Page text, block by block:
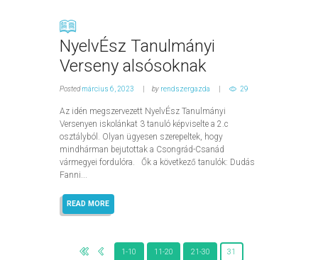
NyelvÉsz Tanulmányi
Verseny alsósoknak
Postedmárcius 6, 2023 by rendszergazda 29
Az idén megszervezett NyelvÉsz Tanulmányi
Versenyen iskolánkat 3 tanuló képviselte a 2.c
osztályból. Olyan ügyesen szerepeltek, hogy
mindhárman bejutottak a Csongrád-Csanád
vármegyei fordulóra. Ők a következő tanulók: Dudás
Fanni...
READ MORE
1-10 11-20 21-30 31